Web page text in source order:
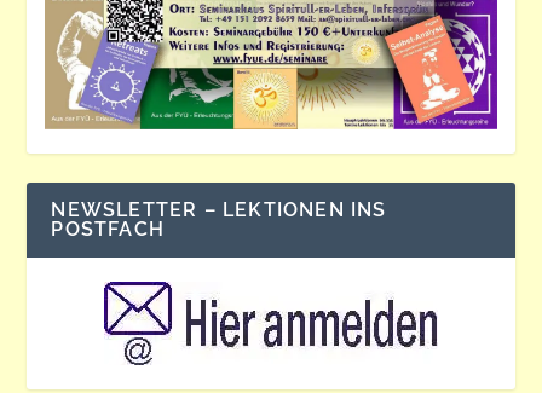
NEWSLETTER – LEKTIONEN INS
POSTFACH